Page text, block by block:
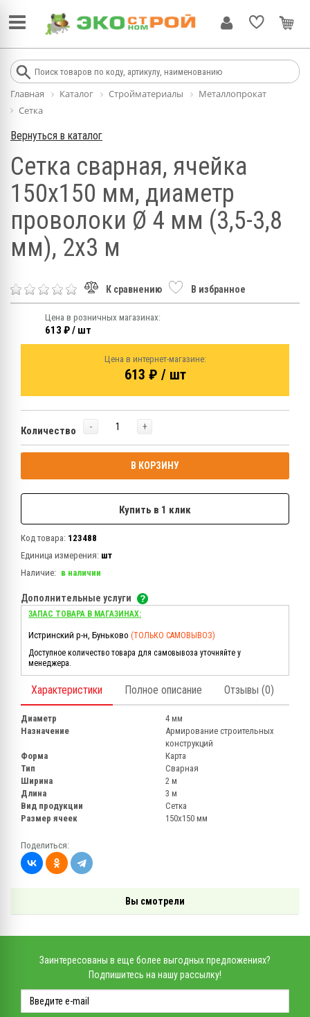
Главная Каталог Стройматериалы
Металлопрокат
Сетка
Вернуться в каталог
Сетка сварная, ячейка
150х150 мм, диаметр
проволоки Ø 4 мм (3,5-3,8
мм), 2х3 м
К сравнению В избранное
Цена в розничных магазинах:
613 ₽ / шт
Цена в интернет-магазине:
613 ₽ / шт
Количество - +
В КОРЗИНУ
Купить в 1 клик
Код товара: 123488
Единица измерения: шт
Наличие: в наличии
Дополнительные услуги
ЗАПАС ТОВАРА В МАГАЗИНАХ:
Истринский р-н, Буньково (ТОЛЬКО САМОВЫВОЗ)
Доступное количество товара для самовывоза уточняйте у
менеджера.
Характеристики Полное описание Отзывы (0)
Диаметр
4 мм
Назначение
Армирование строительных
конструкций
Форма
Карта
Тип
Сварная
Ширина
2 м
Длина
3 м
Вид продукции
Сетка
Размер ячеек
150х150 мм
Поделиться:
Вы смотрели
Заинтересованы в еще более выгодных предложениях?
Подпишитесь на нашу рассылку!